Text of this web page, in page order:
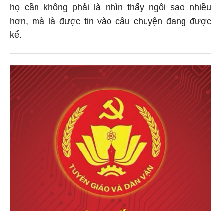
họ cần không phải là nhìn thấy ngôi sao nhiều
hơn, mà là được tin vào câu chuyện đang được
kể.